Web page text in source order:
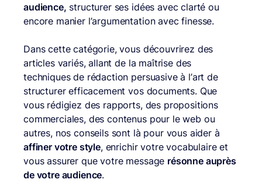
audience, structurer ses idées avec clarté ou
encore manier l’argumentation avec finesse.
Dans cette catégorie, vous découvrirez des
articles variés, allant de la maîtrise des
techniques de rédaction persuasive à l’art de
structurer efficacement vos documents. Que
vous rédigiez des rapports, des propositions
commerciales, des contenus pour le web ou
autres, nos conseils sont là pour vous aider à
affiner votre style, enrichir votre vocabulaire et
vous assurer que votre message résonne auprès
de votre audience.